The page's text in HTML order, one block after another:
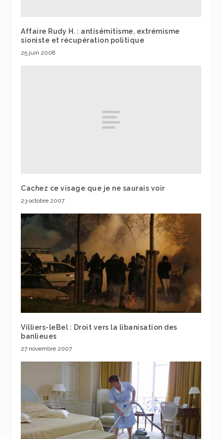
Affaire Rudy H. : antisémitisme, extrémisme
sioniste et récupération politique
25 juin 2008
Cachez ce visage que je ne saurais voir
23 octobre 2007
Villiers-leBel : Droit vers la libanisation des
banlieues
27 novembre 2007